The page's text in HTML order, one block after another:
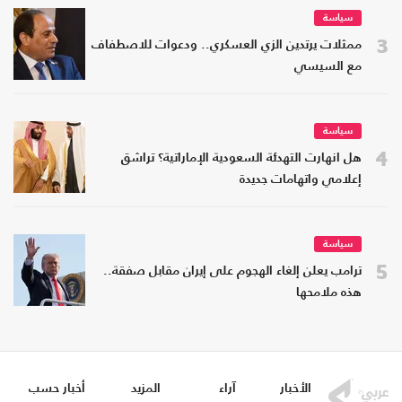
3
سياسة
ممثلات يرتدين الزي العسكري.. ودعوات للاصطفاف
مع السيسي
4
سياسة
هل انهارت التهدئة السعودية الإماراتية؟ تراشق
إعلامي واتهامات جديدة
5
سياسة
ترامب يعلن إلغاء الهجوم على إيران مقابل صفقة..
هذه ملامحها
الأخبار آراء المزيد أخبار حسب